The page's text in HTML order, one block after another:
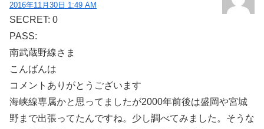
2016年11月30日 1:49 AM
SECRET: 0
PASS:
南武蔵野線さま
こんばんは
コメントありがとうございます
海峡線専属かと思ってましたが2000年前後は盛岡や宮城
野まで出張ってたんですね。少し調べてみました。そうな